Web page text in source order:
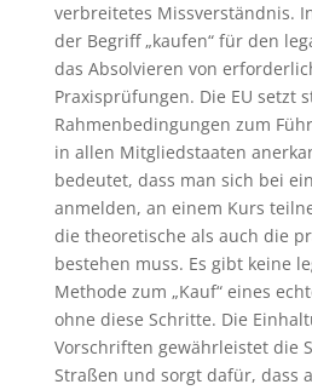
verbreitetes Missverständnis.
der Begriff „kaufen“ für den
das Absolvieren von
Praxisprüfungen. Die EU setzt
Rahmenbedingungen zum
in allen Mitgliedstaaten
bedeutet, dass man sich bei
anmelden, an einem Kurs
die theoretische als auch die
bestehen muss. Es gibt keine
Methode zum „Kauf“ eines
ohne diese Schritte. Die
Vorschriften gewährleistet die
Straßen und sorgt dafür, dass